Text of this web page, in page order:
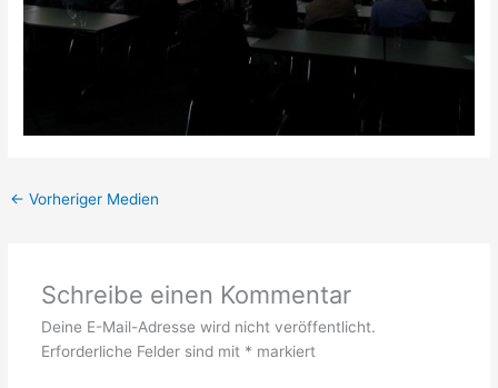
← Vorheriger Medien
Schreibe einen Kommentar
Deine E-Mail-Adresse wird nicht veröffentlicht.
Erforderliche Felder sind mit * markiert